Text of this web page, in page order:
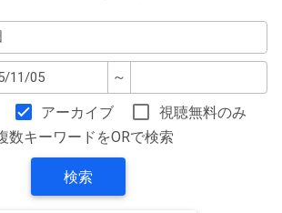
～
アーカイブ
視聴無料のみ
数キーワードをORで検索
検索